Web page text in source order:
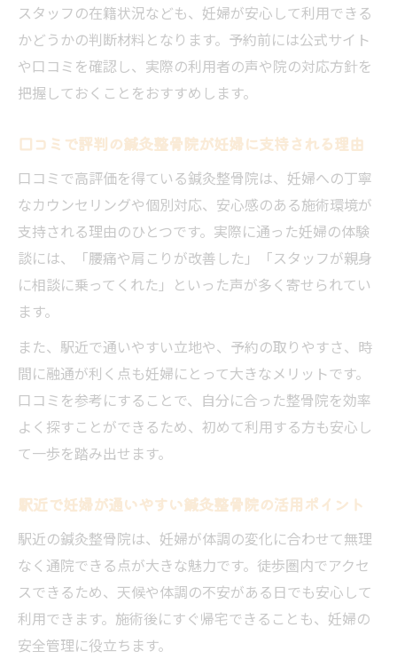
スタッフの在籍状況なども、妊婦が安心して利用できる
かどうかの判断材料となります。予約前には公式サイト
や口コミを確認し、実際の利用者の声や院の対応方針を
把握しておくことをおすすめします。
口コミで評判の鍼灸整骨院が妊婦に支持される理由
口コミで高評価を得ている鍼灸整骨院は、妊婦への丁寧
なカウンセリングや個別対応、安心感のある施術環境が
支持される理由のひとつです。実際に通った妊婦の体験
談には、「腰痛や肩こりが改善した」「スタッフが親身
に相談に乗ってくれた」といった声が多く寄せられてい
ます。
また、駅近で通いやすい立地や、予約の取りやすさ、時
間に融通が利く点も妊婦にとって大きなメリットです。
口コミを参考にすることで、自分に合った整骨院を効率
よく探すことができるため、初めて利用する方も安心し
て一歩を踏み出せます。
駅近で妊婦が通いやすい鍼灸整骨院の活用ポイント
駅近の鍼灸整骨院は、妊婦が体調の変化に合わせて無理
なく通院できる点が大きな魅力です。徒歩圏内でアクセ
スできるため、天候や体調の不安がある日でも安心して
利用できます。施術後にすぐ帰宅できることも、妊婦の
安全管理に役立ちます。